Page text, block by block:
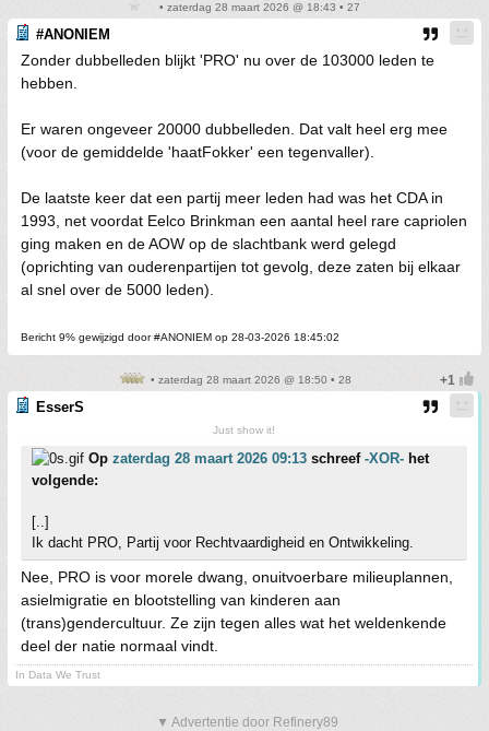
• zaterdag 28 maart 2026 @ 18:43 • 27
#ANONIEM
Zonder dubbelleden blijkt 'PRO' nu over de 103000 leden te
hebben.
Er waren ongeveer 20000 dubbelleden. Dat valt heel erg mee
(voor de gemiddelde 'haatFokker' een tegenvaller).
De laatste keer dat een partij meer leden had was het CDA in
1993, net voordat Eelco Brinkman een aantal heel rare capriolen
ging maken en de AOW op de slachtbank werd gelegd
(oprichting van ouderenpartijen tot gevolg, deze zaten bij elkaar
al snel over de 5000 leden).
Bericht 9% gewijzigd door #ANONIEM op 28-03-2026 18:45:02
• zaterdag 28 maart 2026 @ 18:50 • 28
EsserS
Just show it!
Op zaterdag 28 maart 2026 09:13 schreef -XOR- het
volgende:
[..]
Ik dacht PRO, Partij voor Rechtvaardigheid en Ontwikkeling.
Nee, PRO is voor morele dwang, onuitvoerbare milieuplannen,
asielmigratie en blootstelling van kinderen aan
(trans)gendercultuur. Ze zijn tegen alles wat het weldenkende
deel der natie normaal vindt.
In Data We Trust
▼ Advertentie door Refinery89